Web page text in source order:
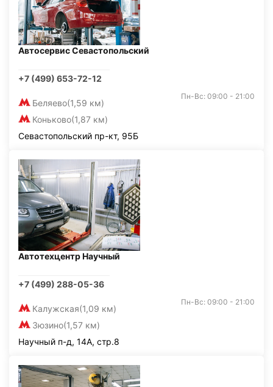
Автосервис Севастопольский
+7 (499) 653-72-12
Беляево(1,59 км)
Коньково(1,87 км)
Пн-Вс: 09:00 - 21:00
Севастопольский пр-кт, 95Б
Автотехцентр Научный
+7 (499) 288-05-36
Калужская(1,09 км)
Зюзино(1,57 км)
Пн-Вс: 09:00 - 21:00
Научный п-д, 14А, стр.8